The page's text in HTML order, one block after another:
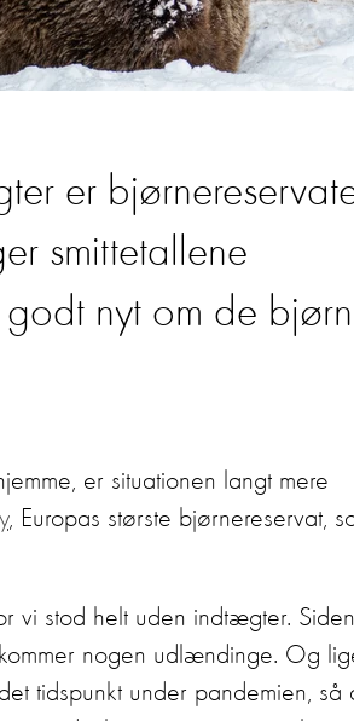
er
smittetallene
nyt om de
er situationen langt mere
, Europas største bjørnereservat,
vi stod helt uden indtægter. Siden
nogen udlændinge. Og
tidspunkt under pandemien, så